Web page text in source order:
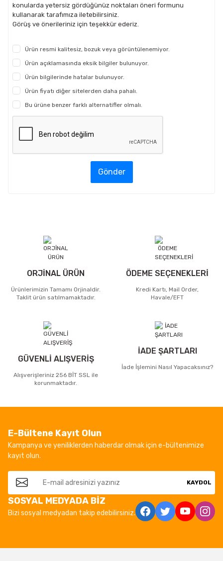
konularda yetersiz gördüğünüz noktaları öneri formunu
kullanarak tarafımıza iletebilirsiniz.
Görüş ve önerileriniz için teşekkür ederiz.
Ürün resmi kalitesiz, bozuk veya görüntülenemiyor.
Ürün açıklamasında eksik bilgiler bulunuyor.
Ürün bilgilerinde hatalar bulunuyor.
Ürün fiyatı diğer sitelerden daha pahalı.
Bu ürüne benzer farklı alternatifler olmalı.
Gönder
ORJİNAL ÜRÜN
Ürünlerimizin Tamamı Orjinaldir.
Taklit ürün satılmamaktadır.
ÖDEME SEÇENEKLERİ
Kredi Kartı, Mail Order,
Havale/EFT
GÜVENLİ ALIŞVERİŞ
Alışverişleriniz 256 BİT SSL ile
korunmaktadır.
İADE ŞARTLARI
İade İşlemini Nasıl Yapacaksınız?
E-Bültene Kayıt Olun
Kampanya ve yeniliklerden haberdar olmak için e-bültenimize
kayıt olun.
KAYDOL
SOSYAL MEDYADA BİZ
Bizi sosyal medyadan takip edebilirsiniz.